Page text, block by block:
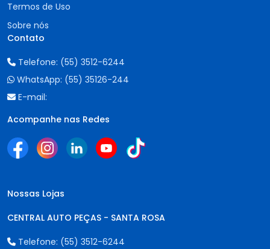
Termos de Uso
Sobre nós
Contato
Telefone: (55) 3512-6244
WhatsApp: (55) 35126-244
E-mail:
Acompanhe nas Redes
Nossas Lojas
CENTRAL AUTO PEÇAS - SANTA ROSA
Telefone: (55) 3512-6244